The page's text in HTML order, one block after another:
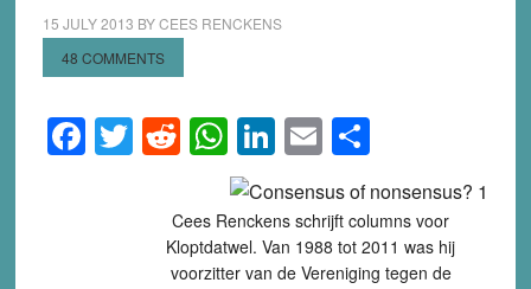
15 JULY 2013 BYCEES RENCKENS
48 COMMENTS
Facebook
Twitter
Reddit
WhatsApp
LinkedIn
EmailShare
Cees Renckens schrijft columns voor
Kloptdatwel. Van 1988 tot 2011 was hij
voorzitter van de Vereniging tegen de